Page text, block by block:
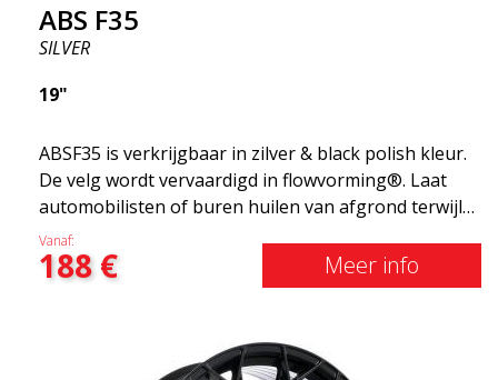
ABS F35
SILVER
19"
ABSF35 is verkrijgbaar in zilver & black polish kleur.
De velg wordt vervaardigd in flowvorming®. Laat
automobilisten of buren huilen van afgrond terwijl
je in stijl glijdt. Deze velgen zijn vervaardigd met
behulp van innovatieve flow-forming technologie en
staan dus bekend om hun pieksterkte en
gewichtsbesparingen opleveren. Met ABS Flow
Form-technologie kunt u mijl na kilometer genieten
Vanaf:
188€ Meer info